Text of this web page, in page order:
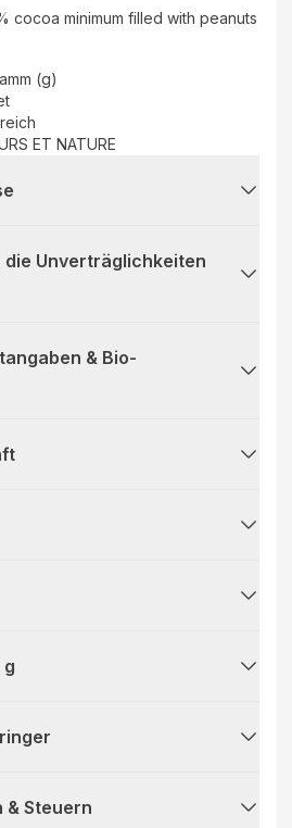
cocoa minimum filled with peanuts
(g)
ET NATURE
Unverträglichkeiten
& Bio-
& Steuern